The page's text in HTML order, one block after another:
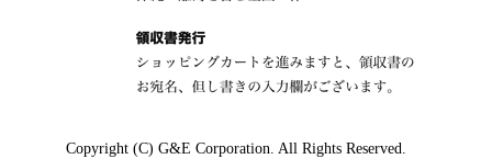
Copyright (C) G&E Corporation. All Rights Reserved.